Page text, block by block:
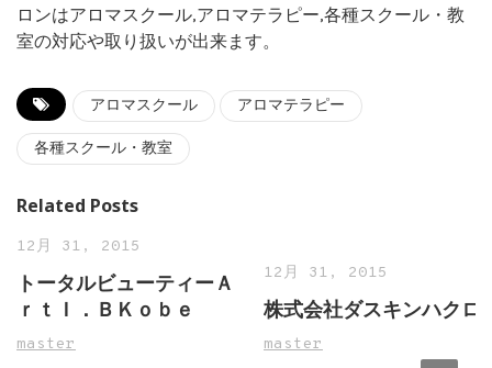
ロンはアロマスクール,アロマテラピー,各種スクール・教
室の対応や取り扱いが出来ます。
アロマスクール アロマテラピー
各種スクール・教室
Related Posts
12月 31, 2015
トータルビューティーＡ
ｒｔＩ．ＢＫｏｂｅ
master
12月 31, 2015
株式会社ダスキンハクロ
master